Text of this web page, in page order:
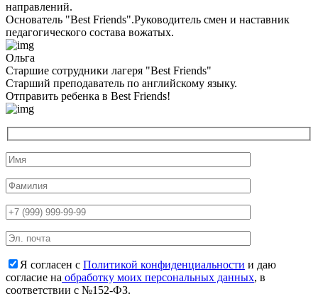
направлений.
Основатель "Best Friends".Руководитель смен и наставник
педагогического состава вожатых.
Ольга
Старшие сотрудники лагеря "Best Friends"
Cтарший преподаватель по английскому языку.
Отправить ребенка в Best Friends!
Я согласен с Политикой конфиденциальности и даю
согласие на обработку моих персональных данных, в
соответствии с №152-ФЗ.